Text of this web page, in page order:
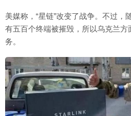
美媒称，“星链”改变了战争。不过，
有五百个终端被摧毁，所以乌克兰方
务。